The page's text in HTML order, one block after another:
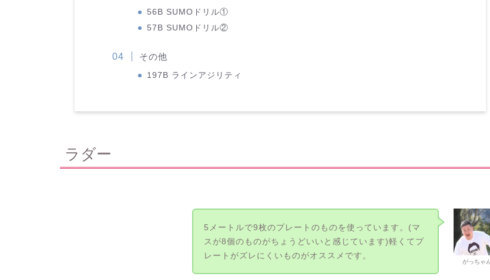
56B SUMOドリル①
57B SUMOドリル②
その他
197B ラインアジリティ
ラダー
がっちゃん
5メートルで9枚のプレートのものを使っています。(マ
スが8個のものがちょうどいいと感じています)軽くてプ
レートがズレにくいものがオススメです。